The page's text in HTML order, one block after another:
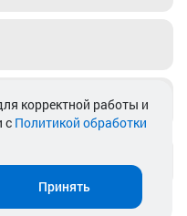
корректной работы и
с Политикой обработки
Принять